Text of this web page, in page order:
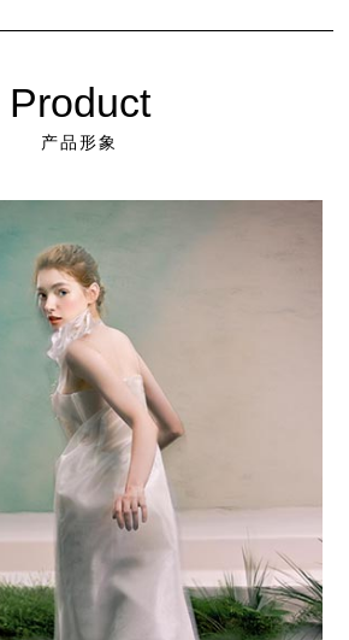
Product
产品形象